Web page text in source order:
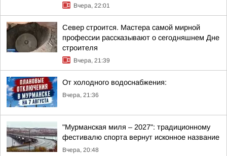
Вчера, 22:01
Север строится. Мастера самой мирной
профессии рассказывают о сегодняшнем Дне
строителя
Вчера, 21:39
От холодного водоснабжения:
Вчера, 21:36
"Мурманская миля – 2027": традиционному
фестивалю спорта вернут исконное название
Вчера, 20:48